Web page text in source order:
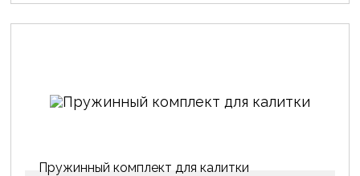
Пружинный комплект для калитки